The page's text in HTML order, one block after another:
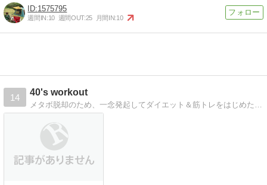
1575795
週間IN:10 週間OUT:25 月間IN:10
14
40's workout